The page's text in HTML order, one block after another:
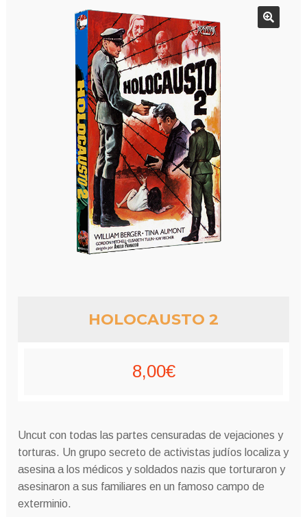
HOLOCAUSTO 2
8,00€
Uncut con todas las partes censuradas de vejaciones y
torturas. Un grupo secreto de activistas judíos localiza y
asesina a los médicos y soldados nazis que torturaron y
asesinaron a sus familiares en un famoso campo de
exterminio.